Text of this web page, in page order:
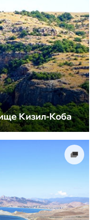
Кизил-Коба